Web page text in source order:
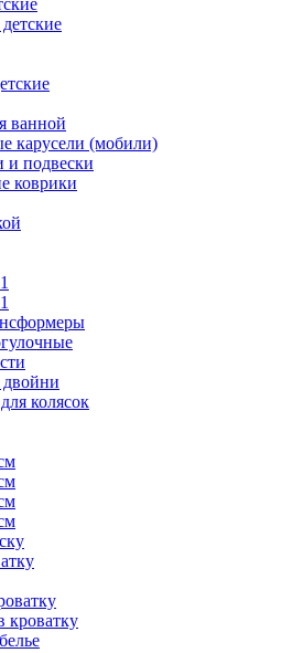
ванной
карусели (мобили)
подвески
коврики
двойни
колясок
кроватку